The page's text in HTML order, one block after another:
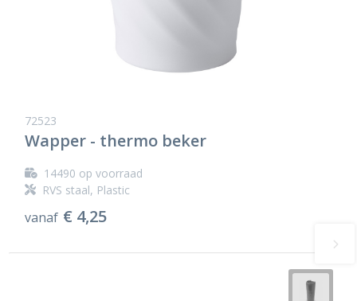
72523
Wapper - thermo beker
14490 op voorraad
RVS staal, Plastic
vanaf € 4,25